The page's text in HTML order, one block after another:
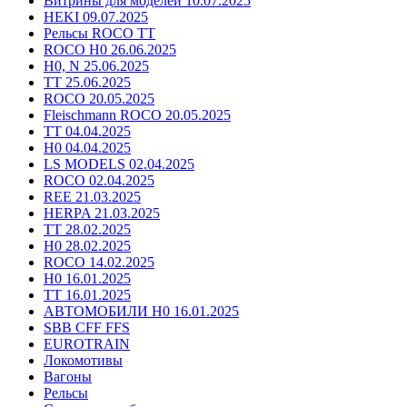
HEKI 09.07.2025
Рельсы ROCO TT
ROCO H0 26.06.2025
H0, N 25.06.2025
TT 25.06.2025
ROCO 20.05.2025
Fleischmann ROCO 20.05.2025
TT 04.04.2025
H0 04.04.2025
LS MODELS 02.04.2025
ROCO 02.04.2025
REE 21.03.2025
HERPA 21.03.2025
TT 28.02.2025
H0 28.02.2025
ROCO 14.02.2025
H0 16.01.2025
TT 16.01.2025
АВТОМОБИЛИ H0 16.01.2025
SBB CFF FFS
EUROTRAIN
Локомотивы
Вагоны
Рельсы